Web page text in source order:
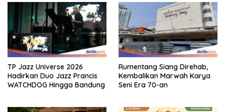
TP Jazz Universe 2026
Hadirkan Duo Jazz Prancis
WATCHDOG Hingga Bandung
Rumentang Siang Direhab,
Kembalikan Marwah Karya
Seni Era 70-an